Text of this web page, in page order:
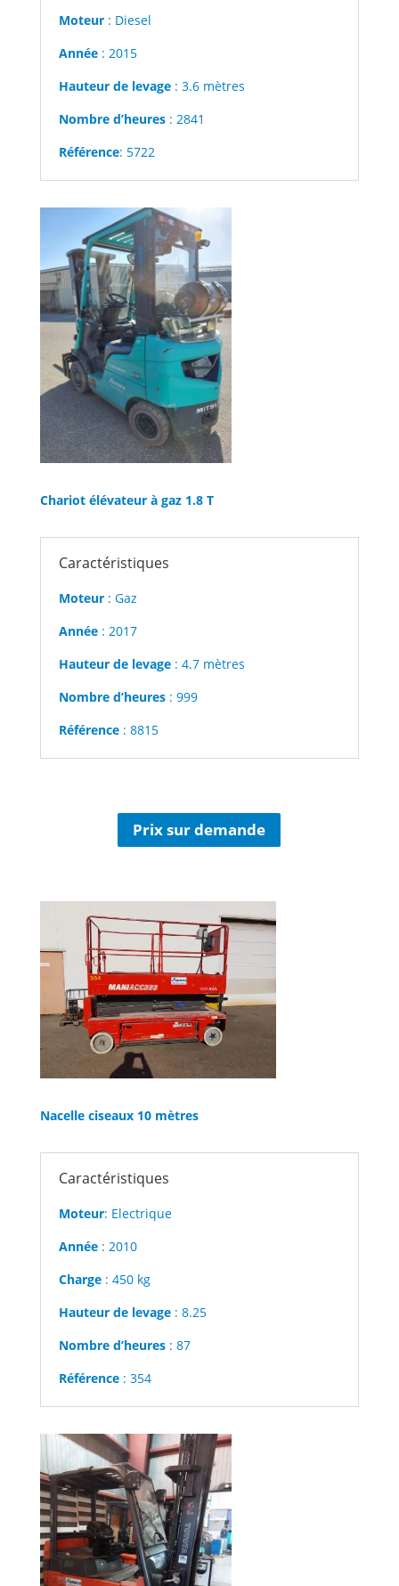
Moteur : Diesel
Année : 2015
Hauteur de levage: 3.6 mètres
Nombre d’heures: 2841
Référence: 5722
Chariot élévateur à gaz 1.8 T
Caractéristiques
Moteur : Gaz
Année : 2017
Hauteur de levage: 4.7 mètres
Nombre d’heures: 999
Référence: 8815
Prix sur demande
Nacelle ciseaux 10 mètres
Caractéristiques
Moteur: Electrique
Année: 2010
Charge: 450 kg
Hauteur de levage: 8.25
Nombre d’heures: 87
Référence: 354